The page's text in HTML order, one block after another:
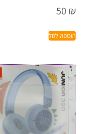
50 ₪
הוספה לסל